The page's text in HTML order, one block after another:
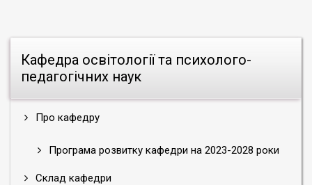
Кафедра освітології та психолого-
педагогічних наук
Про кафедру
Програма розвитку кафедри на 2023-2028 роки
Склад кафедри